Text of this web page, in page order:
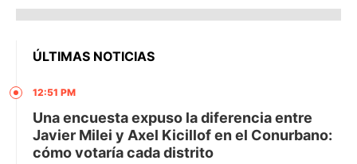
ÚLTIMAS NOTICIAS
12:51 PM
Una encuesta expuso la diferencia entre
Javier Milei y Axel Kicillof en el Conurbano:
cómo votaría cada distrito